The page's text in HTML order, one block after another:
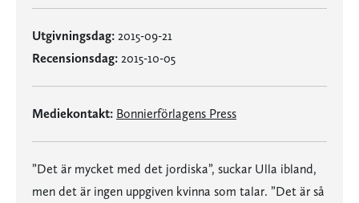
Utgivningsdag: 2015-09-21
Recensionsdag: 2015-10-05
Mediekontakt: Bonnierförlagens Press
”Det är mycket med det jordiska”, suckar Ulla ibland,
men det är ingen uppgiven kvinna som talar. ”Det är så